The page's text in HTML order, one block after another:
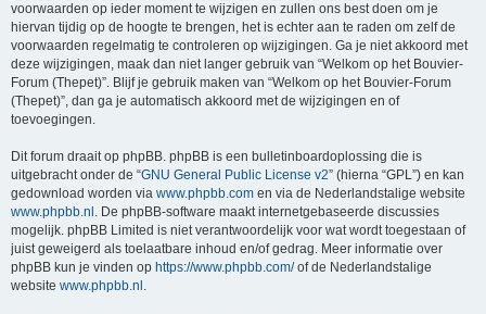
voorwaarden op ieder moment te wijzigen en zullen ons best doen om je
hiervan tijdig op de hoogte te brengen, het is echter aan te raden om zelf de
voorwaarden regelmatig te controleren op wijzigingen. Ga je niet akkoord met
deze wijzigingen, maak dan niet langer gebruik van “Welkom op het Bouvier-
Forum (Thepet)”. Blijf je gebruik maken van “Welkom op het Bouvier-Forum
(Thepet)”, dan ga je automatisch akkoord met de wijzigingen en of
toevoegingen.
Dit forum draait op phpBB. phpBB is een bulletinboardoplossing die is
uitgebracht onder de “GNU General Public License v2” (hierna “GPL”) en kan
gedownload worden via www.phpbb.com en via de Nederlandstalige website
www.phpbb.nl . De phpBB-software maakt internetgebaseerde discussies
mogelijk. phpBB Limited is niet verantwoordelijk voor wat wordt toegestaan of
juist geweigerd als toelaatbare inhoud en/of gedrag. Meer informatie over
phpBB kun je vinden op https://www.phpbb.com/of de Nederlandstalige
website www.phpbb.nl .